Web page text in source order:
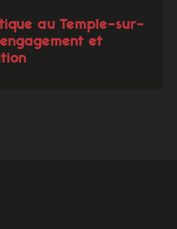
au Temple-sur-
et